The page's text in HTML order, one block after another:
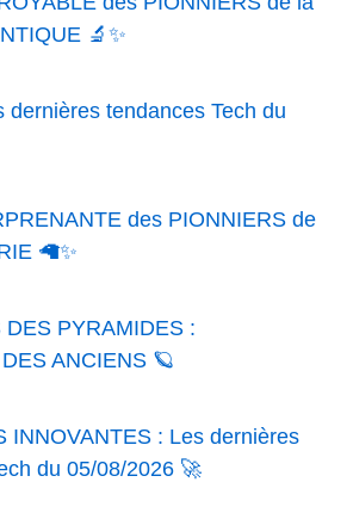
🔬✨
dernières tendances Tech du
des PIONNIERS de
🦙✨
PYRAMIDES :
ANCIENS 🪐
INNOVANTES : Les dernières
du 05/08/2026 🚀